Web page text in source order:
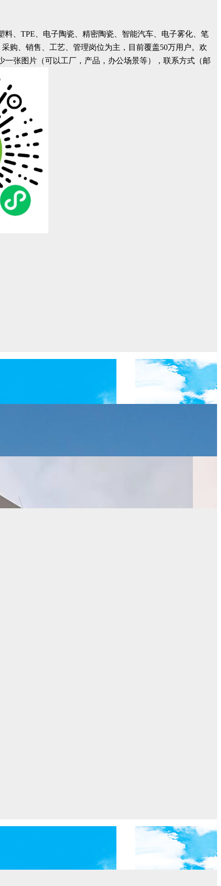
、TPE、电子陶瓷、精密陶瓷、智能汽车、电子雾化、笔
购、销售、工艺、管理岗位为主，目前覆盖50万用户。欢
一张图片（可以工厂，产品，办公场景等），联系方式（邮